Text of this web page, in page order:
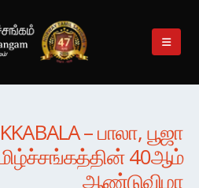
– பாலா, பூஜா
40ஆம்
ஆண்டுவிழா